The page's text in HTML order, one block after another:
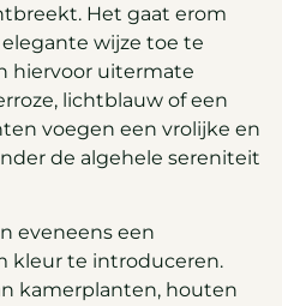
Het gaat erom
wijze toe te
hiervoor uitermate
lichtblauw of een
voegen een vrolijke en
de algehele sereniteit
eveneens een
kleur te introduceren.
kamerplanten, houten